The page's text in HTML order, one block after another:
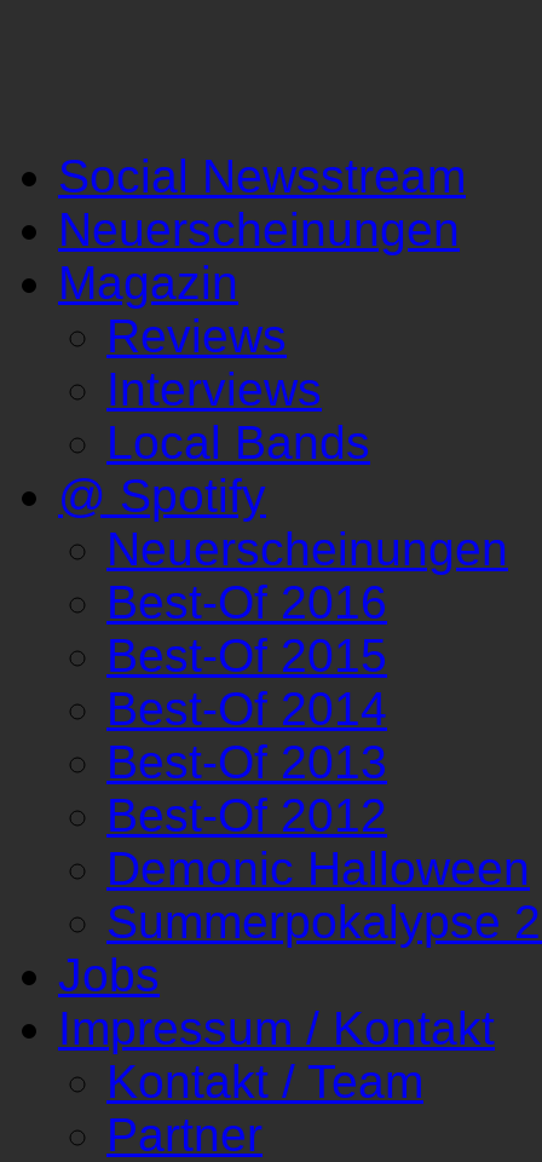
Social Newsstream
Neuerscheinungen
Magazin
Reviews
Interviews
Local Bands
@ Spotify
Neuerscheinungen
Best-Of 2016
Best-Of 2015
Best-Of 2014
Best-Of 2013
Best-Of 2012
Demonic Halloween
Summerpokalypse
Jobs
Impressum / Kontakt
Kontakt / Team
Partner